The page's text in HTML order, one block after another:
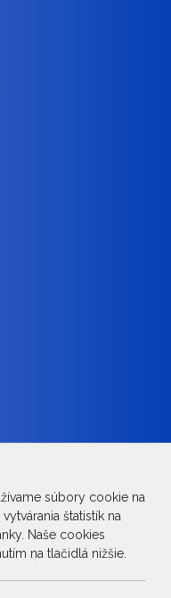
súbory cookie na
štatistík na
Naše cookies
na tlačidlá nižšie.